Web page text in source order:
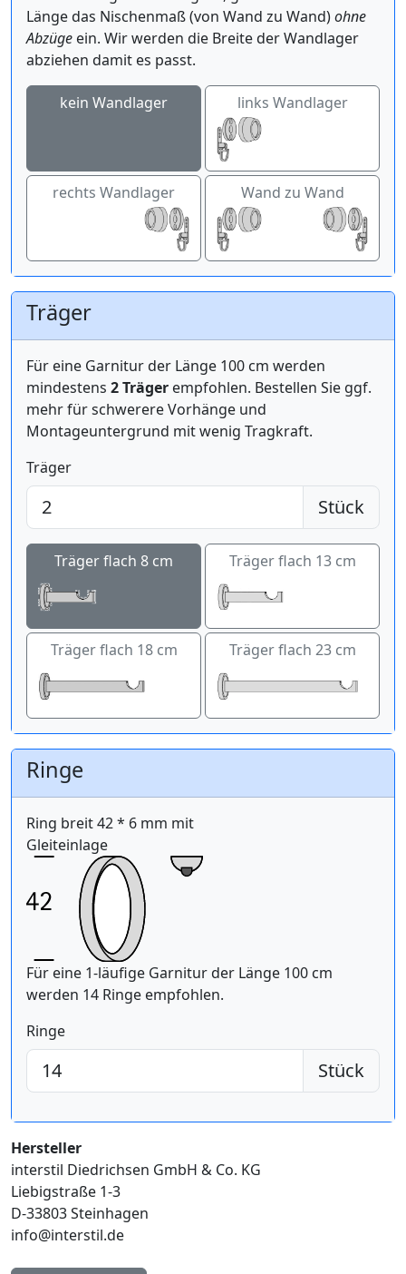
Länge das Nischenmaß (von Wand zu Wand)ohne
Abzüge ein. Wir werden die Breite der Wandlager
abziehen damit es passt.
kein Wandlager links Wandlager
rechts Wandlager Wand zu Wand
Träger
Für eine Garnitur der Länge 100 cm werden
mindestens 2 Träger empfohlen. Bestellen Sie ggf.
mehr für schwerere Vorhänge und
Montageuntergrund mit wenig Tragkraft.
Träger
Stück
Träger flach 8 cm Träger flach 13 cm
Träger flach 18 cm Träger flach 23 cm
Ringe
Ring breit 42 * 6 mm mit
Gleiteinlage
Für eine 1-läufige Garnitur der Länge 100 cm
werden 14 Ringe empfohlen.
Ringe
Stück
Hersteller
interstil Diedrichsen GmbH & Co. KG
Liebigstraße 1-3
D-33803 Steinhagen
info@interstil.de